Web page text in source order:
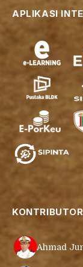
APLIKASI
KONTRIBUTOR
Ahmad